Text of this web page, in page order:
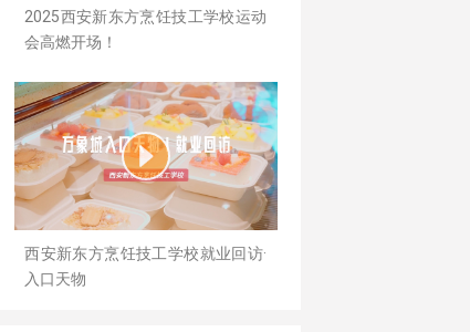
2025西安新东方烹饪技工学校运动
会高燃开场！
西安新东方烹饪技工学校就业回访·
入口天物